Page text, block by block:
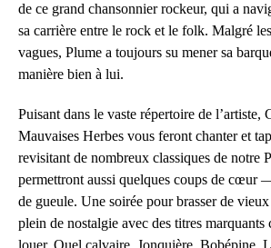
de ce grand chansonnier rockeur, qui a
sa carrière entre le rock et le folk. Malgré
vagues, Plume a toujours su mener sa
manière bien à lui.
Puisant dans le vaste répertoire de l’artiste,
Mauvaises Herbes vous feront chanter et
revisitant de nombreux classiques de notre
permettront aussi quelques coups de cœur
de gueule. Une soirée pour brasser de
plein de nostalgie avec des titres marquants
louer, Quel calvaire, Jonquière, Bobépine,